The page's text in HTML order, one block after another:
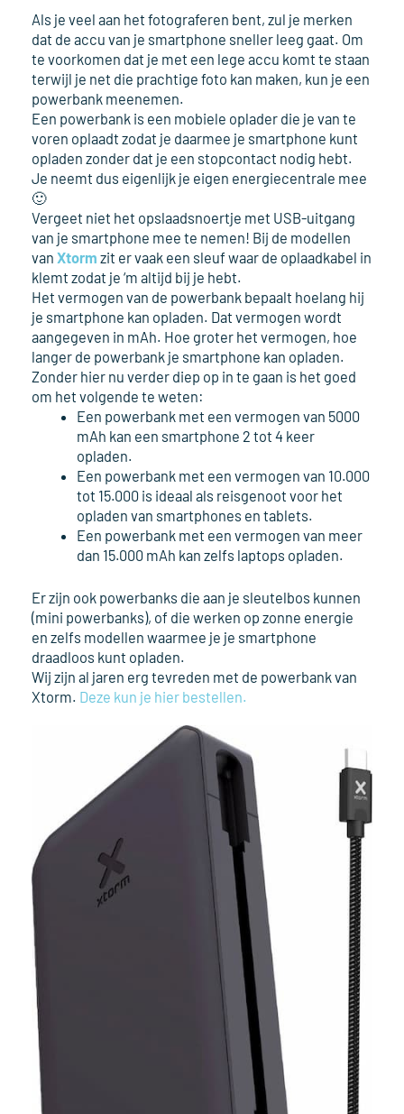
Als je veel aan het fotograferen bent, zul je merken
dat de accu van je smartphone sneller leeg gaat. Om
te voorkomen dat je met een lege accu komt te staan
terwijl je net die prachtige foto kan maken, kun je een
powerbank meenemen.
Een powerbank is een mobiele oplader die je van te
voren oplaadt zodat je daarmee je smartphone kunt
opladen zonder dat je een stopcontact nodig hebt.
Je neemt dus eigenlijk je eigen energiecentrale mee
🙂
Vergeet niet het opslaadsnoertje met USB-uitgang
van je smartphone mee te nemen! Bij de modellen
vanXtorm zit er vaak een sleuf waar de oplaadkabel in
klemt zodat je ‘m altijd bij je hebt.
Het vermogen van de powerbank bepaalt hoelang hij
je smartphone kan opladen. Dat vermogen wordt
aangegeven in mAh. Hoe groter het vermogen, hoe
langer de powerbank je smartphone kan opladen.
Zonder hier nu verder diep op in te gaan is het goed
om het volgende te weten:
Een powerbank met een vermogen van 5000
mAh kan een smartphone 2 tot 4 keer
opladen.
Een powerbank met een vermogen van 10.000
tot 15.000 is ideaal als reisgenoot voor het
opladen van smartphones en tablets.
Een powerbank met een vermogen van meer
dan 15.000 mAh kan zelfs laptops opladen.
Er zijn ook powerbanks die aan je sleutelbos kunnen
(mini powerbanks), of die werken op zonne energie
en zelfs modellen waarmee je je smartphone
draadloos kunt opladen.
Wij zijn al jaren erg tevreden met de powerbank van
Xtorm. Deze kun je hier bestellen.